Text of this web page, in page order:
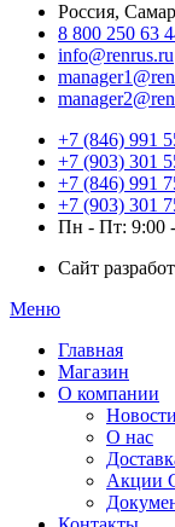
Россия,
8 800 250 63
info@renrus.ru
+7 (846) 991
+7 (903) 301
+7 (846) 991
+7 (903) 301
Пн - Пт: 9:00
Сайт
Меню
Главная
Магазин
О компании
Новости
О нас
Акции